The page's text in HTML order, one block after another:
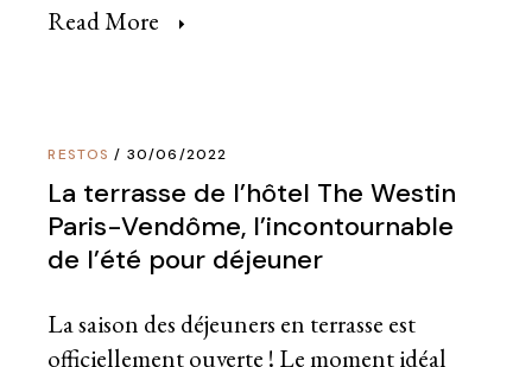
Read More
RESTOS 30/06/2022
La terrasse de l’hôtel The Westin
Paris-Vendôme, l’incontournable
de l’été pour déjeuner
La saison des déjeuners en terrasse est
officiellement ouverte ! Le moment idéal